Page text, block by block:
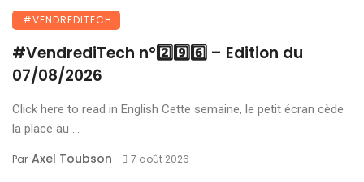
#VENDREDITECH
#VendrediTech n°2️⃣9️⃣6️⃣ – Edition du
07/08/2026
Click here to read in English Cette semaine, le petit écran cède
la place au ...
Par Axel Toubson 7 août 2026